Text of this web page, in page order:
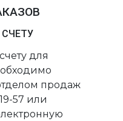
для
продаж
57 или